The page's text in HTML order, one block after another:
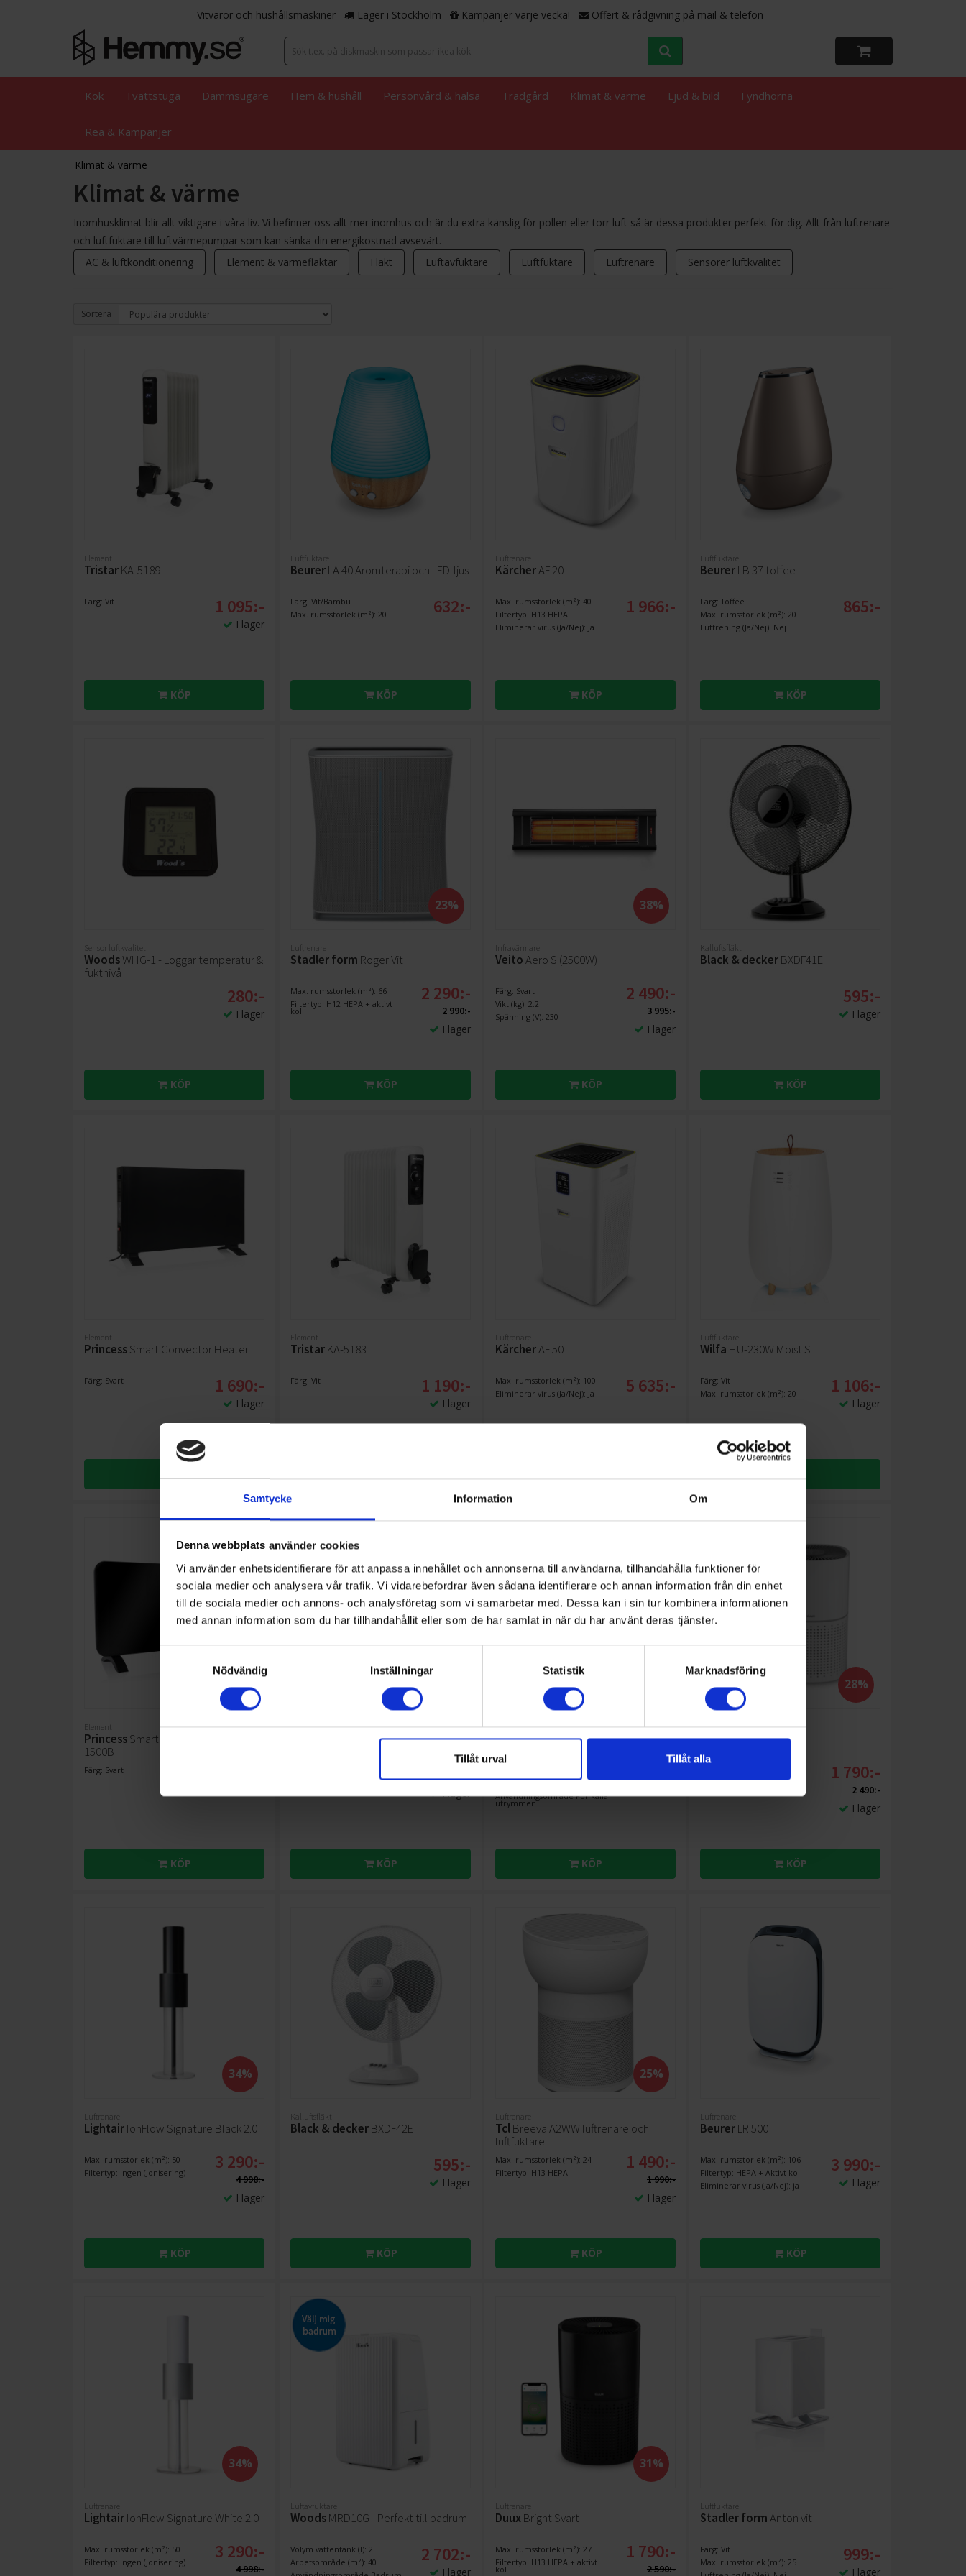
Samtycke Information Om
Denna webbplats använder cookies
Vi använder enhetsidentifierare för att anpassa innehållet och annonserna till användarna, tillhandahålla funktioner för
sociala medier och analysera vår trafik. Vi vidarebefordrar även sådana identifierare och annan information från din enhet
till de sociala medier och annons- och analysföretag som vi samarbetar med. Dessa kan i sin tur kombinera informationen
med annan information som du har tillhandahållit eller som de har samlat in när du har använt deras tjänster.
Samtyckesval
Nödvändig
Inställningar Statistik Marknadsföring
Tillåt urval Tillåt alla
Vitvaror och hushållsmaskiner Lager i Stockholm Kampanjer varje vecka! Offert & rådgivning på mail & telefon
Kök Tvättstuga Dammsugare Hem & hushåll Personvård & hälsa Trädgård Klimat & värme Ljud & bild Fyndhörna
Rea & Kampanjer
Klimat & värme
Klimat & värme
Inomhusklimat blir allt viktigare i våra liv. Vi befinner oss allt mer inomhus och är du extra känslig för pollen eller torr luft så är dessa produkter perfekt för dig. Allt från luftrenare
och luftfuktare till luftvärmepumpar som kan sänka din energikostnad avsevärt.
AC & luftkonditionering
Element & värmefläktar Fläkt Luftavfuktare Luftfuktare Luftrenare Sensorer luftkvalitet
Sortera
Element
TristarKA-5189
Färg: Vit 1 095:-
I lager
KÖP
Luftfuktare
BeurerLA 40 Aromterapi och LED-ljus
Färg: Vit/Bambu
Max. rumsstorlek (m²): 20
632:-
KÖP
Luftrenare
KärcherAF 20
Max. rumsstorlek (m²): 40
Filtertyp: H13 HEPA
Eliminerar virus (Ja/Nej): Ja
1 966:-
KÖP
Luftfuktare
BeurerLB 37 toffee
Färg: Toffee
Max. rumsstorlek (m²): 20
Luftrening (Ja/Nej): Nej
865:-
KÖP
Sensor luftkvalitet
WoodsWHG-1 - Loggar temperatur &
fuktnivå
280:-
I lager
KÖP
23%
Luftrenare
Stadler form Roger Vit
Max. rumsstorlek (m²): 66
Filtertyp: H12 HEPA + aktivt
kol
2 290:-
2 990:-
I lager
KÖP
38%
Infravärmare
VeitoAero S (2500W)
Färg: Svart
Vikt (kg): 2.2
Spänning (V): 230
2 490:-
3 995:-
I lager
KÖP
Kalluftsfläkt
Black & deckerBXDF41E
595:-
I lager
KÖP
Element
PrincessSmart Convector Heater
Färg: Svart 1 690:-
I lager
Element
TristarKA-5183
Färg: Vit 1 190:-
I lager
Luftrenare
KärcherAF 50
Max. rumsstorlek (m²): 100
Eliminerar virus (Ja/Nej): Ja
5 635:-
Luftfuktare
Wilfa HU-230W Moist S
Färg: Vit
Max. rumsstorlek (m²): 20
1 106:-
I lager
Element
PrincessSmart Glass Panel Heater
1500B
Färg: Svart
KÖP
Luftfuktare
Max. rumsstorlek (m²): 30
932:-
I lager
KÖP
Luftavfuktare
WoodsWDD80 - Kompakt avfuktare
för kalla utrymmen
Arbetsområde (m²): 60
Användningsområde För kalla
utrymmen
KÖP
28%
Luftrenare
DuuxBright Vit
Filtertyp: H13 HEPA + aktivt
1 790:-
2 490:-
I lager
KÖP
34%
Luftrenare
LightairIonFlow Signature Black 2.0
Max. rumsstorlek (m²): 50
Filtertyp: Ingen (Jonisering)
3 290:-
4 998:-
I lager
KÖP
Kalluftsfläkt
Black & deckerBXDF42E
595:-
I lager
KÖP
25%
Luftrenare
TclBreeva A2WW luftrenare och
luftfuktare
Max. rumsstorlek (m²): 24
Filtertyp: H13 HEPA
1 490:-
1 990:-
I lager
KÖP
Luftrenare
BeurerLR 500
Max. rumsstorlek (m²): 106
Filtertyp: HEPA + Aktivt kol
Eliminerar virus (Ja/Nej): ja
3 990:-
I lager
KÖP
34%
Luftrenare
LightairIonFlow Signature White 2.0
Max. rumsstorlek (m²): 50
Filtertyp: Ingen (Jonisering)
3 290:-
4 998:-
Luftavfuktare
WoodsMRD10G - Perfekt till badrum
Volym vattentank (l): 2
Arbetsområde (m²): 40
2 702:-
I lager
31%
Luftrenare
DuuxBright Svart
Max. rumsstorlek (m²): 27
Filtertyp: H13 HEPA + aktivt
kol
1 790:-
2 590:-
Luftfuktare
Stadler formAnton vit
Färg: Vit
Max. rumsstorlek (m²): 25
999:-
I lager